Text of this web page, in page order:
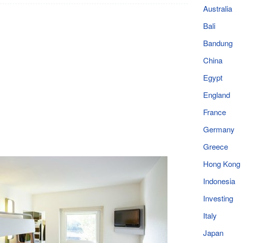
Australia
Bali
Bandung
China
Egypt
England
France
Germany
Greece
Hong Kong
Indonesia
Investing
Italy
Japan